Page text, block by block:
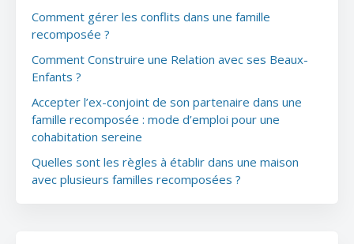
Comment gérer les conflits dans une famille
recomposée ?
Comment Construire une Relation avec ses Beaux-
Enfants ?
Accepter l’ex-conjoint de son partenaire dans une
famille recomposée : mode d’emploi pour une
cohabitation sereine
Quelles sont les règles à établir dans une maison
avec plusieurs familles recomposées ?